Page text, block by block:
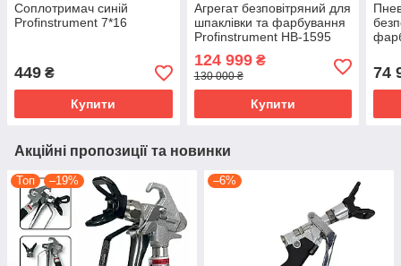
Соплотримач синій
Profinstrument 7*16
449 ₴
Купити
Агрегат безповітряний для
шпаклівки та фарбування
Profinstrument HB-1595
(HVBAN)
124 999₴
130 000 ₴
Купити
74
Акційні пропозиції та новинки
Топ –19% –6%